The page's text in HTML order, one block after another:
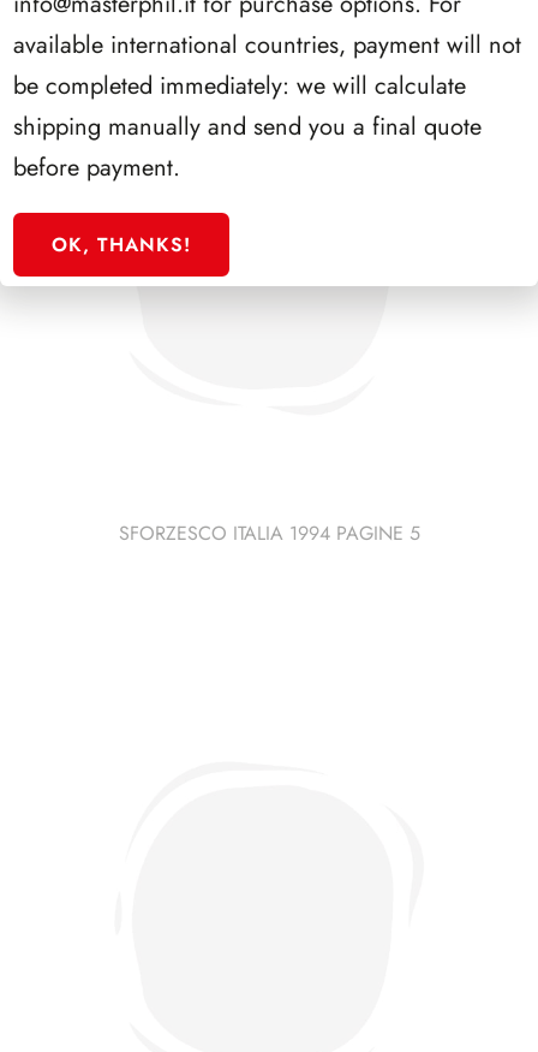
SFORZESCO ITALIA 1994 PAGINE 5
available international countries, payment will not
be completed immediately: we will calculate
shipping manually and send you a final quote
before payment.
OK, THANKS!